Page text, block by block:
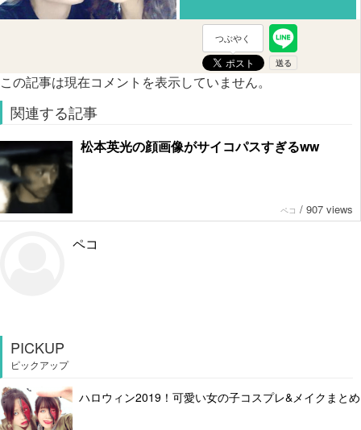
つぶやく
この記事は現在コメントを表示していません。
関連する記事
松本英光の顔画像がサイコパスすぎるww
ペコ / 907 views
ペコ
PICKUP
ピックアップ
ハロウィン2019！可愛い女の子コスプレ&メイクまとめ